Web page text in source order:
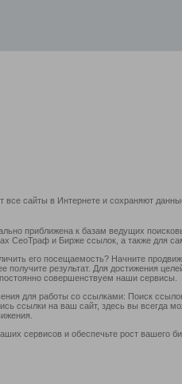
все сайты в Интернете и сохраняют
приближена к базам ведущих
СеоТраф и Бирже ссылок, а также для
его посещаемость? Начните
получите результат. Для достижения
совершенствуем наши сервисы.
для работы со ссылками: Поиск
ссылки на ваш сайт, здесь вы всегда
сервисов и обеспечьте рост вашего